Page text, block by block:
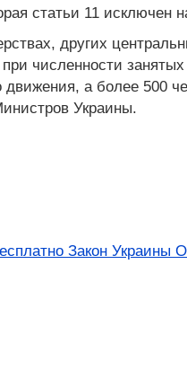
статьи 11 исключен
других
численности
движения, а более 500
Украины.
Закон